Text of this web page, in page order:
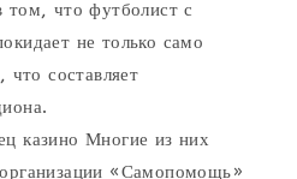
том, что футболист с
не только само
что составляет
казино Многие из них
«Самопомощь»